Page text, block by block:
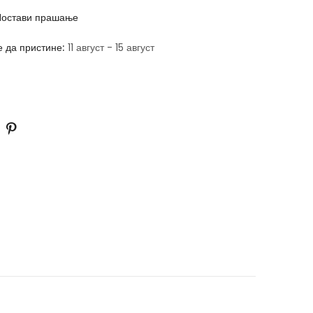
прашање
да пристине: 11 август - 15 август